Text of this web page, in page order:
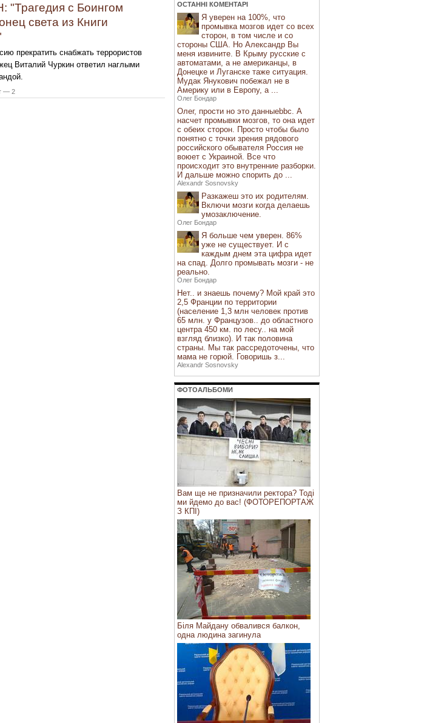
"Трагедия с Боингом
света из Книги
прекратить снабжать террористов
Виталий Чуркин ответил наглыми
— 2
ОСТАННI КОМЕНТАРI
Я уверен на 100%, что
промывка мозгов идет со всех
сторон, в том числе и со
стороны США. Но Александр Вы
меня извините. В Крыму русские с
автоматами, а не американцы, в
Донецке и Луганске таже ситуация.
Мудак Янукович побежал не в
Америку или в Европу, а ...
Олег Бондар
Олег, прости но это данныеbbc. А
насчет промывки мозгов, то она идет
с обеих сторон. Просто чтобы было
понятно с точки зрения рядового
российского обывателя Россия не
воюет с Украиной. Все что
происходит это внутренние разборки.
И дальше можно спорить до ...
Alexandr Sosnovsky
Разкажеш это их родителям.
Включи мозги когда делаешь
умозаключение.
Олег Бондар
Я больше чем уверен. 86%
уже не существует. И с
каждым днем эта цифра идет
на спад. Долго промывать мозги - не
реально.
Олег Бондар
Нет.. и знаешь почему? Мой край это
2,5 Франции по территории
(население 1,3 млн человек против
65 млн. у Французов.. до областного
центра 450 км. по лесу.. на мой
взгляд близко). И так половина
страны. Мы так рассредоточены, что
мама не горюй. Говоришь з...
Alexandr Sosnovsky
ФОТОАЛЬБОМИ
Вам ще не призначили ректора? Тоді
ми йдемо до вас! (ФОТОРЕПОРТАЖ
З КПІ)
Біля Майдану обвалився балкон,
одна людина загинула